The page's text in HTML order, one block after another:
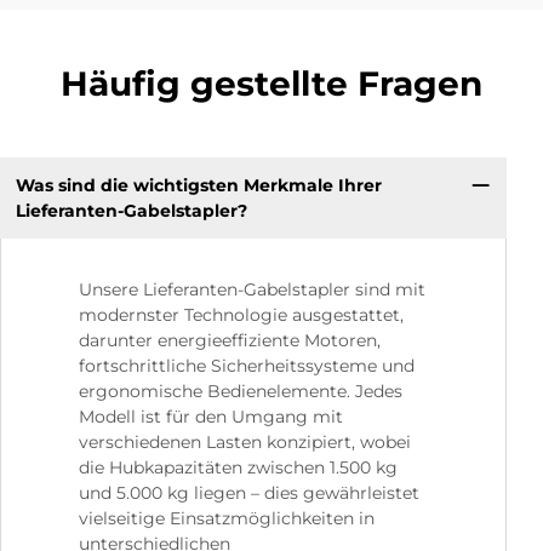
Häufig gestellte Fragen
Was sind die wichtigsten Merkmale Ihrer
Lieferanten-Gabelstapler?
Unsere Lieferanten-Gabelstapler sind mit
modernster Technologie ausgestattet,
darunter energieeffiziente Motoren,
fortschrittliche Sicherheitssysteme und
ergonomische Bedienelemente. Jedes
Modell ist für den Umgang mit
verschiedenen Lasten konzipiert, wobei
die Hubkapazitäten zwischen 1.500 kg
und 5.000 kg liegen – dies gewährleistet
vielseitige Einsatzmöglichkeiten in
unterschiedlichen